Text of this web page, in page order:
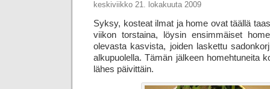
keskiviikko 21. lokakuuta 2009
Syksy, kosteat ilmat ja home ovat täällä
viikon torstaina, löysin ensimmäiset
olevasta kasvista, joiden laskettu
alkupuolella. Tämän jälkeen homehtuneita
lähes päivittäin.